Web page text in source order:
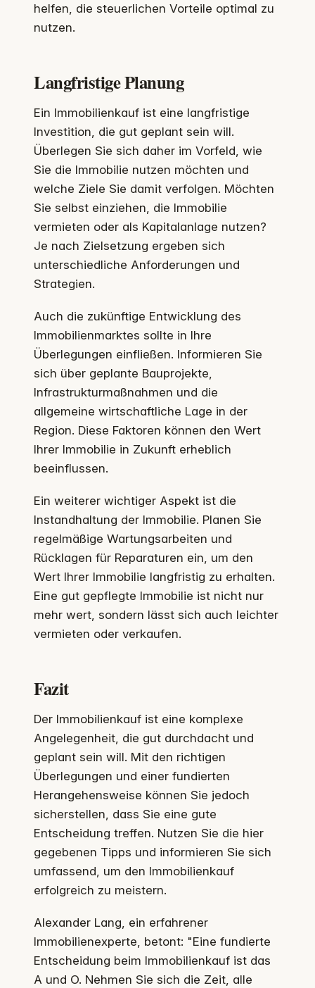
helfen, die steuerlichen Vorteile optimal zu
nutzen.
Langfristige Planung
Ein Immobilienkauf ist eine langfristige
Investition, die gut geplant sein will.
Überlegen Sie sich daher im Vorfeld, wie
Sie die Immobilie nutzen möchten und
welche Ziele Sie damit verfolgen. Möchten
Sie selbst einziehen, die Immobilie
vermieten oder als Kapitalanlage nutzen?
Je nach Zielsetzung ergeben sich
unterschiedliche Anforderungen und
Strategien.
Auch die zukünftige Entwicklung des
Immobilienmarktes sollte in Ihre
Überlegungen einfließen. Informieren Sie
sich über geplante Bauprojekte,
Infrastrukturmaßnahmen und die
allgemeine wirtschaftliche Lage in der
Region. Diese Faktoren können den Wert
Ihrer Immobilie in Zukunft erheblich
beeinflussen.
Ein weiterer wichtiger Aspekt ist die
Instandhaltung der Immobilie. Planen Sie
regelmäßige Wartungsarbeiten und
Rücklagen für Reparaturen ein, um den
Wert Ihrer Immobilie langfristig zu erhalten.
Eine gut gepflegte Immobilie ist nicht nur
mehr wert, sondern lässt sich auch leichter
vermieten oder verkaufen.
Fazit
Der Immobilienkauf ist eine komplexe
Angelegenheit, die gut durchdacht und
geplant sein will. Mit den richtigen
Überlegungen und einer fundierten
Herangehensweise können Sie jedoch
sicherstellen, dass Sie eine gute
Entscheidung treffen. Nutzen Sie die hier
gegebenen Tipps und informieren Sie sich
umfassend, um den Immobilienkauf
erfolgreich zu meistern.
Alexander Lang, ein erfahrener
Immobilienexperte, betont: "Eine fundierte
Entscheidung beim Immobilienkauf ist das
A und O. Nehmen Sie sich die Zeit, alle